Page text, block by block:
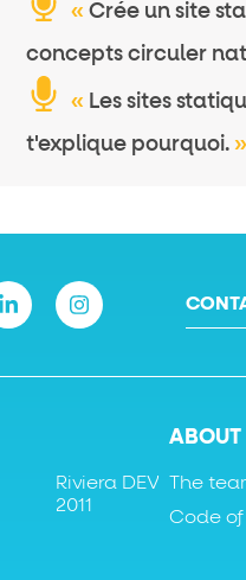
« Crée un site
concepts circuler
« Les sites
t'explique pourquoi. »
Riviera DEV
2011
ABOUT
The
Code